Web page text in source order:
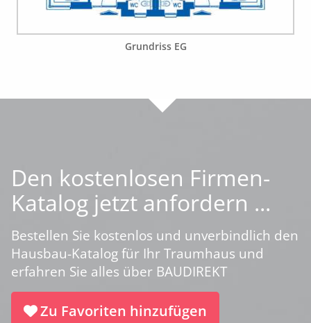
Grundriss EG
Den kostenlosen Firmen-
Katalog jetzt anfordern ...
Bestellen Sie kostenlos und unverbindlich den
Hausbau-Katalog für Ihr Traumhaus und
erfahren Sie alles über BAUDIREKT
Zu Favoriten hinzufügen